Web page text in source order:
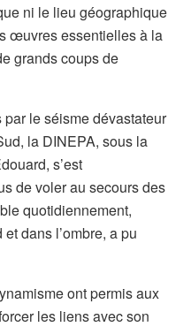
ni le lieu géographique
œuvres essentielles à la
grands coups de
le séisme dévastateur
la DINEPA, sous la
s’est
de voler au secours des
quotidiennement,
dans l’ombre, a pu
ont permis aux
les liens avec son